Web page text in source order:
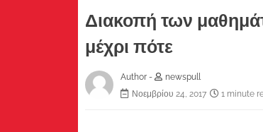
Διακοπή των
μέχρι πότε
Author -
newspull
Νοεμβρίου 24, 2017
1 minute